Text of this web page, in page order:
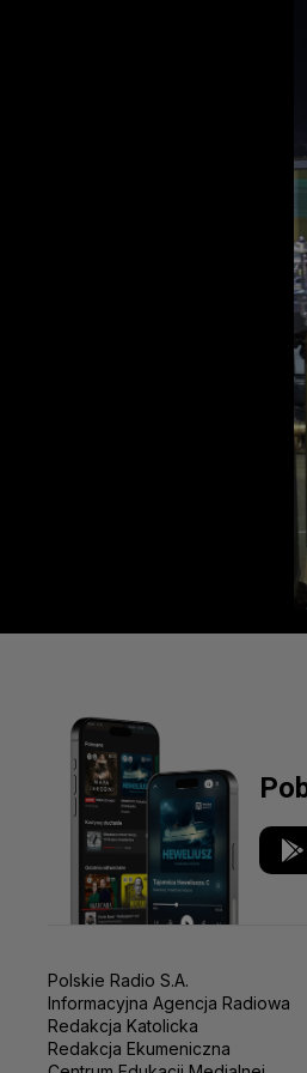
Polskie Radio S.A.
Informacyjna Agencja Radiowa
Redakcja Katolicka
Redakcja Ekumeniczna